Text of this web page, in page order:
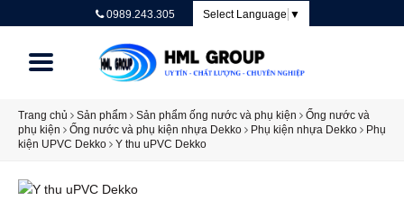
0989.243.305 Select Language ▼
Trang chủ
Bảng giá và Catalogue
Giới thiệu
Trang chủ Sản phẩm Sản phẩm ống nước và phụ kiện
Ống nước và
phụ kiện
Ống nước và phụ kiện nhựa Dekko Phụ kiện nhựa Dekko
Phụ
kiện UPVC Dekko
Y thu uPVC Dekko